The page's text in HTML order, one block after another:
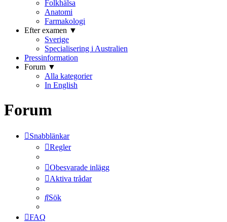
Folkhälsa
Anatomi
Farmakologi
Efter examen ▼
Sverige
Specialisering i Australien
Pressinformation
Forum ▼
Alla kategorier
In English
Forum
Snabblänkar
Regler
Obesvarade inlägg
Aktiva trådar
Sök
FAQ